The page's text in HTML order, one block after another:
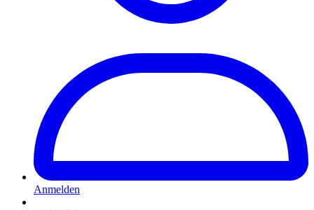
Anmelden